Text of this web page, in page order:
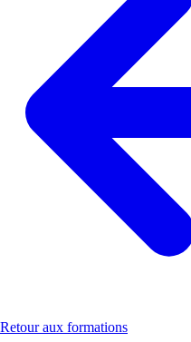
Retour aux formations